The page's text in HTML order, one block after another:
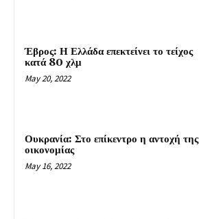
Έβρος: Η Ελλάδα επεκτείνει το τείχος
κατά 80 χλμ
May 20, 2022
Ουκρανία: Στο επίκεντρο η αντοχή της
οικονομίας
May 16, 2022